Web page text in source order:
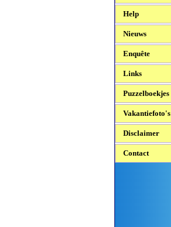
Help
Nieuws
Enquête
Links
Puzzelboekjes
Vakantiefoto's
Disclaimer
Contact